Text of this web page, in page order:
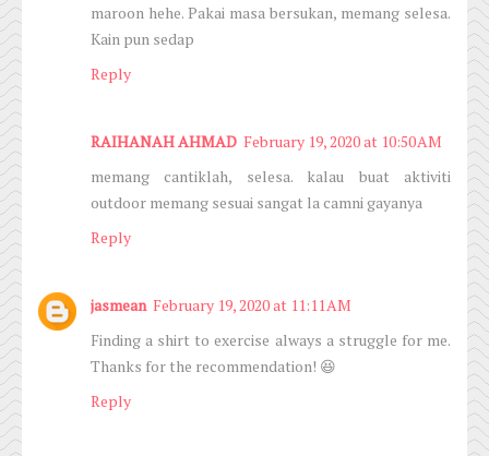
maroon hehe. Pakai masa bersukan, memang selesa.
Kain pun sedap
Reply
RAIHANAH AHMAD February 19, 2020 at 10:50 AM
memang cantiklah, selesa. kalau buat aktiviti
outdoor memang sesuai sangat la camni gayanya
Reply
jasmean February 19, 2020 at 11:11 AM
Finding a shirt to exercise always a struggle for me.
Thanks for the recommendation! 😆
Reply